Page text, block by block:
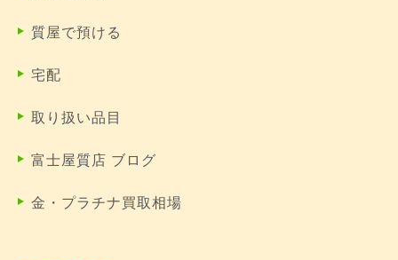
質屋で預ける
宅配
取り扱い品目
富士屋質店 ブログ
金・プラチナ買取相場